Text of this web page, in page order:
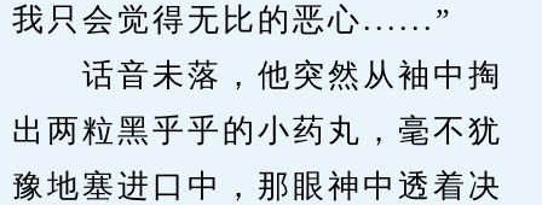
我只会觉得无比的恶心......”
话音未落，他突然从袖中掏
出两粒黑乎乎的小药丸，毫不犹
豫地塞进口中，那眼神中透着决